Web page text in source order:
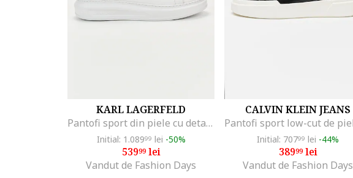
KARL LAGERFELD
Pantofi sport din piele cu detalii logo, Alb optic
Initial: 1.08999 lei -50%
53999lei
Vandut de Fashion Days
CALVIN KLEIN JEANS
Initial: 70799 lei -44%
38999lei
Vandut de Fashion Days